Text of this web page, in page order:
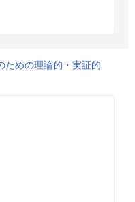
ための理論的・実証的